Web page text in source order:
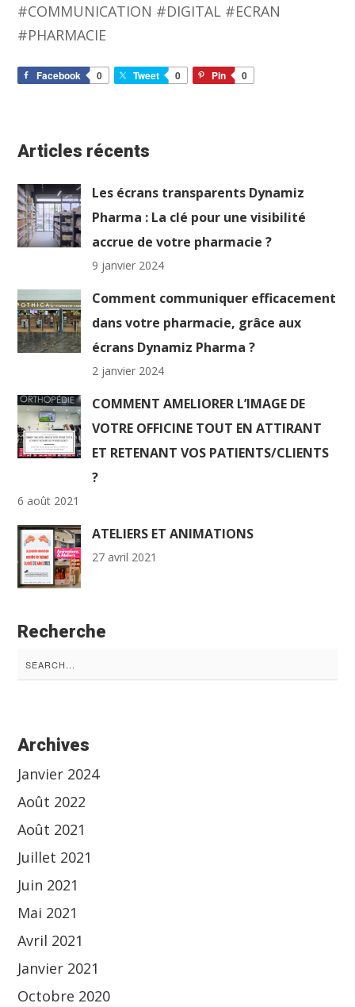
#COMMUNICATION #DIGITAL #ECRAN
#PHARMACIE
Facebook 0 Tweet 0 Pin 0
Articles récents
Les écrans transparents Dynamiz
Pharma : La clé pour une visibilité
accrue de votre pharmacie ?
9 janvier 2024
Comment communiquer efficacement
dans votre pharmacie, grâce aux
écrans Dynamiz Pharma ?
2 janvier 2024
COMMENT AMELIORER L’IMAGE DE
VOTRE OFFICINE TOUT EN ATTIRANT
ET RETENANT VOS PATIENTS/CLIENTS
?
6 août 2021
ATELIERS ET ANIMATIONS
27 avril 2021
Recherche
Search
for:
Archives
Janvier 2024
Août 2022
Août 2021
Juillet 2021
Juin 2021
Mai 2021
Avril 2021
Janvier 2021
Octobre 2020